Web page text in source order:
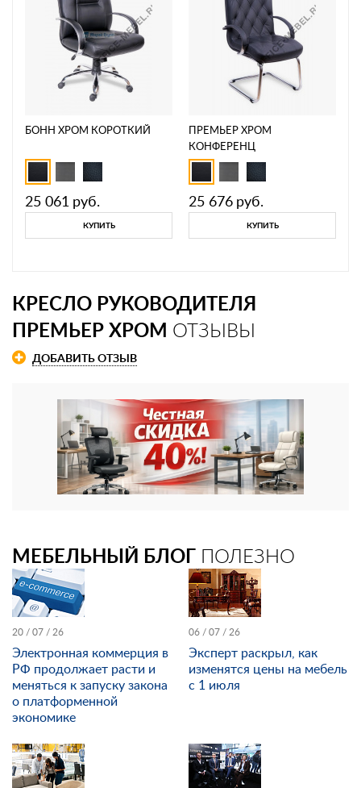
БОНН ХРОМ КОРОТКИЙ
25 061 руб.
КУПИТЬ
ПРЕМЬЕР ХРОМ
КОНФЕРЕНЦ
25 676 руб.
КУПИТЬ
КРЕСЛО РУКОВОДИТЕЛЯ
ПРЕМЬЕР ХРОМ ОТЗЫВЫ
ДОБАВИТЬ ОТЗЫВ
МЕБЕЛЬНЫЙ БЛОГ ПОЛЕЗНО
20 / 07 / 26
Электронная коммерция в
РФ продолжает расти и
меняться к запуску закона
о платформенной
экономике
06 / 07 / 26
Эксперт раскрыл, как
изменятся цены на мебель
с 1 июля